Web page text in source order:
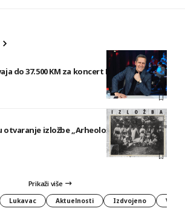
do 37.500 KM za koncert Enesa Begovića
otvaranje izložbe „Arheološki foto tragovi
Prikaži više
Lukavac Aktuelnosti Izdvojeno